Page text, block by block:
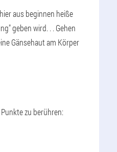
aus beginnen heiße
geben wird. . . Gehen
Gänsehaut am Körper
zu berühren: